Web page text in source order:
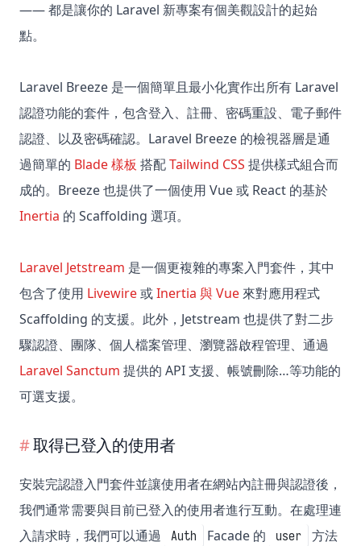
—— 都是讓你的 Laravel 新專案有個美觀設計的起始
點。
Laravel Breeze 是一個簡單且最小化實作出所有 Laravel
認證功能的套件，包含登入、註冊、密碼重設、電子郵件
認證、以及密碼確認。Laravel Breeze 的檢視器層是通
過簡單的 Blade 樣板 搭配Tailwind CSS 提供樣式組合而
成的。Breeze 也提供了一個使用 Vue 或 React 的基於
Inertia 的 Scaffolding 選項。
Laravel Jetstream 是一個更複雜的專案入門套件，其中
包含了使用 Livewire或Inertia 與 Vue 來對應用程式
Scaffolding 的支援。此外，Jetstream 也提供了對二步
驟認證、團隊、個人檔案管理、瀏覽器啟程管理、通過
Laravel Sanctum 提供的 API 支援、帳號刪除…等功能的
可選支援。
取得已登入的使用者
安裝完認證入門套件並讓使用者在網站內註冊與認證後，
我們通常需要與目前已登入的使用者進行互動。在處理連
入請求時，我們可以通過
Auth Facade 的 user
方法